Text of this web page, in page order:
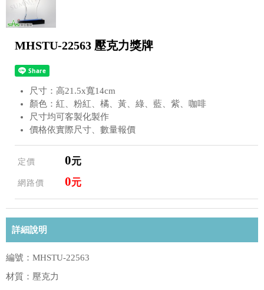
MHSTU-22563 壓克力獎牌
尺寸：高21.5x寬14cm
顏色：紅、粉紅、橘、黃、綠、藍、紫、咖啡
尺寸均可客製化製作
價格依實際尺寸、數量報價
定價 0元
網路價 0元
詳細說明
編號：MHSTU-22563
材質：壓克力